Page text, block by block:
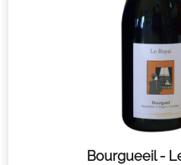
Bourgueeil -